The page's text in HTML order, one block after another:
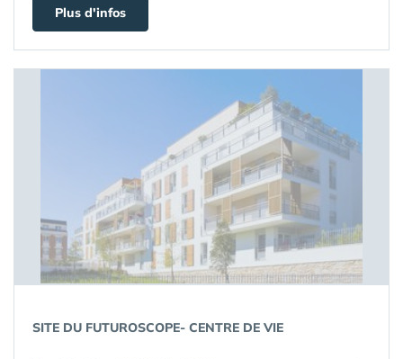
Plus d'infos
SITE DU FUTUROSCOPE- CENTRE DE VIE